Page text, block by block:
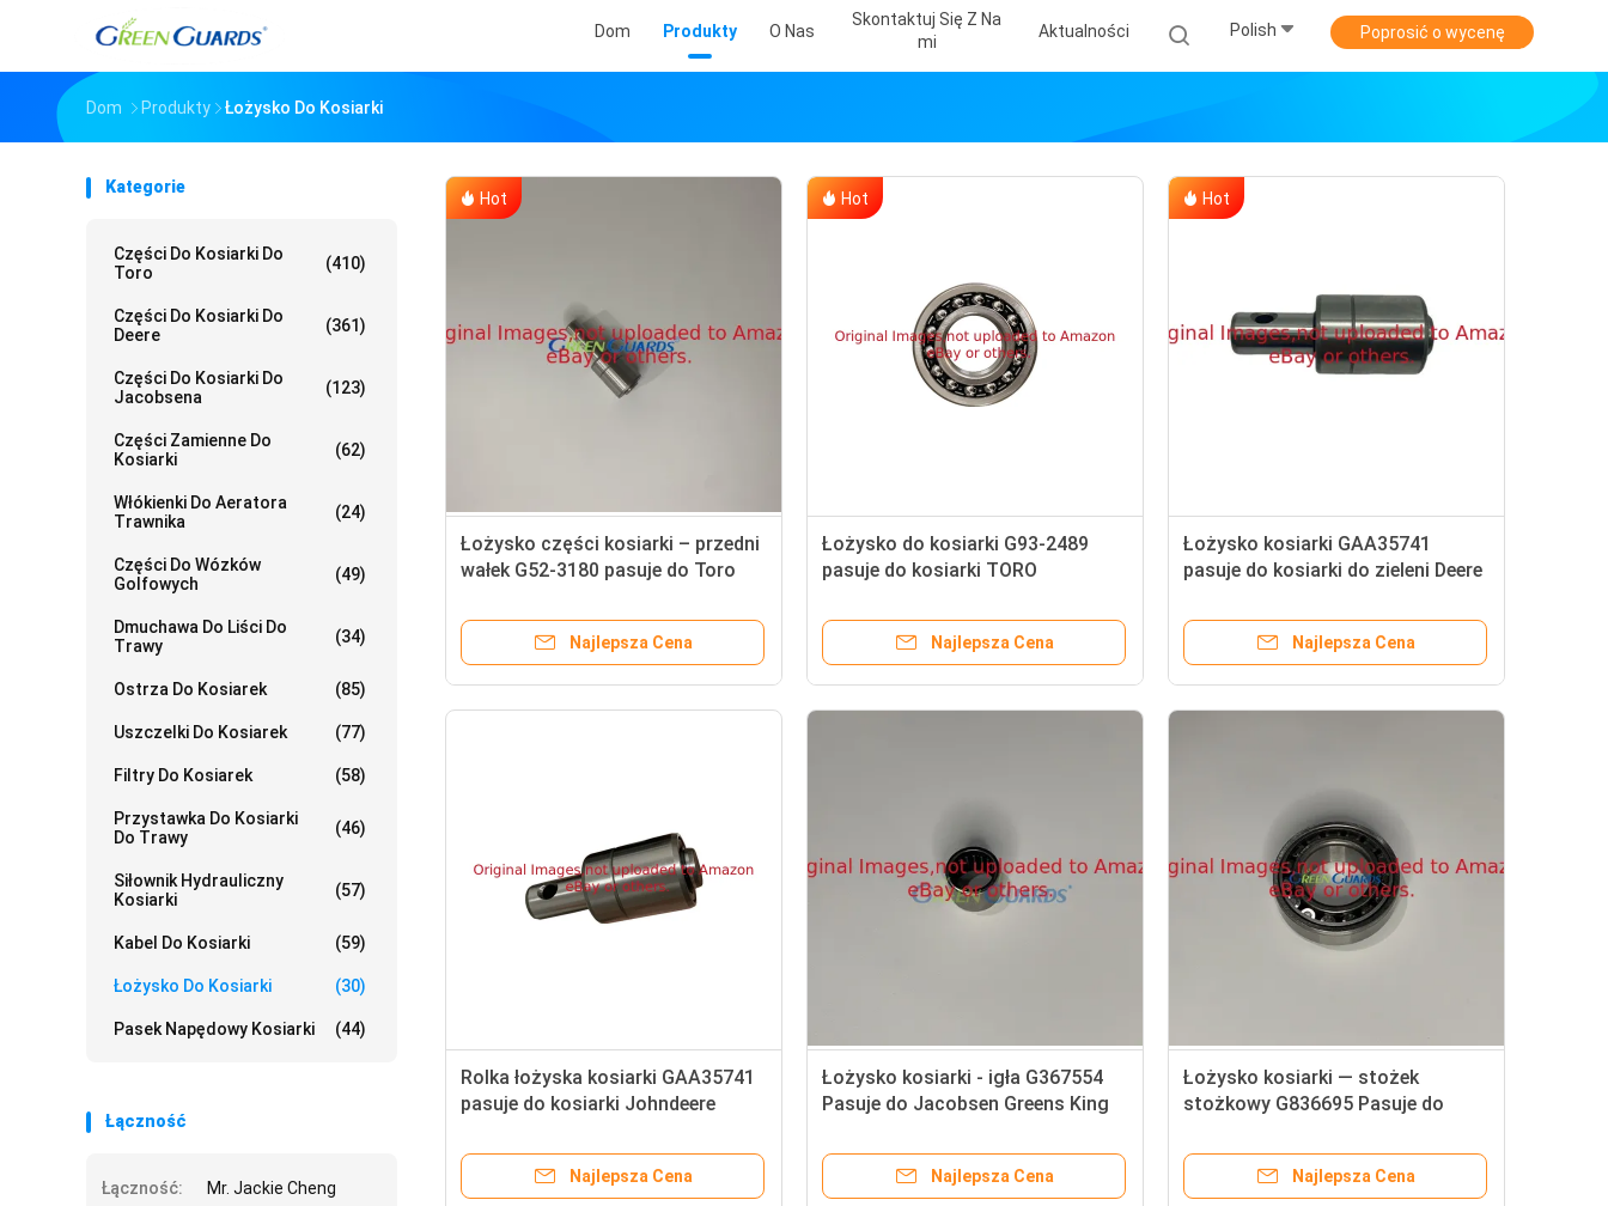
Dom Produkty O Nas
Skontaktuj Się Z Na
Mi
Aktualności Polish Poprosić o wycenę
Dom Produkty Łożysko Do Kosiarki
Kategorie
Części Do Kosiarki Do
Toro
(410)
Części Do Kosiarki Do
Deere
(361)
Części Do Kosiarki Do
Jacobsena
(123)
Części Zamienne Do
Kosiarki
(62)
Włókienki Do Aeratora
Trawnika
(24)
Części Do Wózków
Golfowych
(49)
Dmuchawa Do Liści Do
Trawy
(34)
Ostrza Do Kosiarek (85)
Uszczelki Do Kosiarek (77)
Filtry Do Kosiarek (58)
Przystawka Do Kosiarki
Do Trawy
(46)
Siłownik Hydrauliczny
Kosiarki
(57)
Kabel Do Kosiarki (59)
Łożysko Do Kosiarki (30)
Pasek Napędowy Kosiarki (44)
Łączność
Łączność:
Mr. Jackie Cheng
Hot
Łożysko części kosiarki – przedni
wałek G52-3180 pasuje do Toro
Najlepsza Cena
Hot
Łożysko do kosiarki G93-2489
pasuje do kosiarki TORO
Najlepsza Cena
Hot
Łożysko kosiarki GAA35741
pasuje do kosiarki do zieleni Deere
Najlepsza Cena
Rolka łożyska kosiarki GAA35741
pasuje do kosiarki Johndeere
Najlepsza Cena
Łożysko kosiarki - igła G367554
Pasuje do Jacobsen Greens King
Najlepsza Cena
Łożysko kosiarki — stożek
stożkowy G836695 Pasuje do
Najlepsza Cena